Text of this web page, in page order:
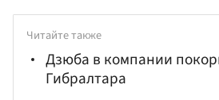
Читайте также
Дзюба в компании
Гибралтара